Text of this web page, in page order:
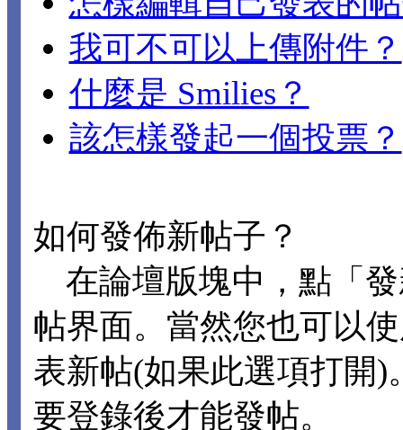
我可不可以上傳附件？
什麼是 Smilies？
該怎樣發起一個投票？
如何發佈新帖子？
在論壇版塊中，點「
帖界面。當然您也可以
表新帖(如果此選項打開
要登錄後才能發帖。